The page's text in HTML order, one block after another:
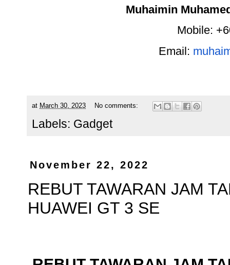
Muhaimin
Mobile:
Email:
at March 30, 2023 No comments:
Labels: Gadget
November 22, 2022
REBUT TAWARAN JAM
HUAWEI GT 3 SE